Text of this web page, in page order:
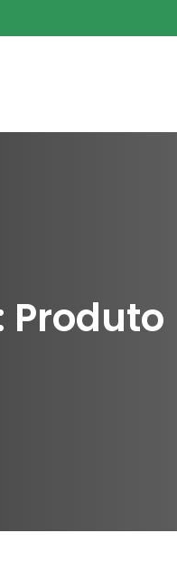
Produto